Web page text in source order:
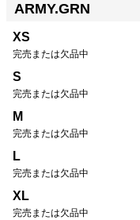
ARMY.GRN
XS
完売または欠品中
S
完売または欠品中
M
完売または欠品中
L
完売または欠品中
XL
完売または欠品中